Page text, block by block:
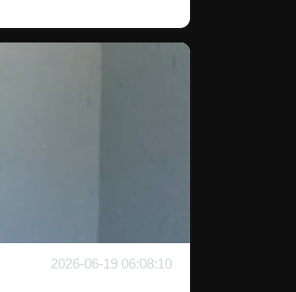
2026-06-19 06:08:10